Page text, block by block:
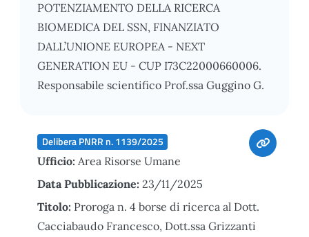
POTENZIAMENTO DELLA RICERCA
BIOMEDICA DEL SSN, FINANZIATO
DALL’UNIONE EUROPEA - NEXT
GENERATION EU - CUP I73C22000660006.
Responsabile scientifico Prof.ssa Guggino G.
Delibera PNRR n. 1139/2025
Ufficio: Area Risorse Umane
Data Pubblicazione: 23/11/2025
Titolo: Proroga n. 4 borse di ricerca al Dott.
Cacciabaudo Francesco, Dott.ssa Grizzanti